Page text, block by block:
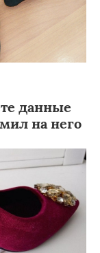
данные
на него